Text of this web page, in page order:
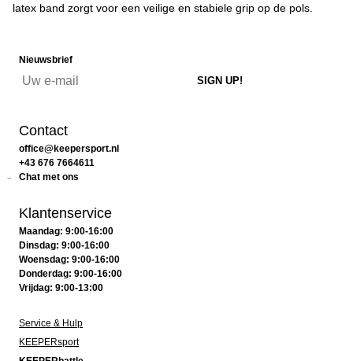
latex band zorgt voor een veilige en stabiele grip op de pols.
Nieuwsbrief
Contact
office@keepersport.nl
+43 676 7664611
Chat met ons
Klantenservice
Maandag: 9:00-16:00
Dinsdag: 9:00-16:00
Woensdag: 9:00-16:00
Donderdag: 9:00-16:00
Vrijdag: 9:00-13:00
Service & Hulp
KEEPERsport